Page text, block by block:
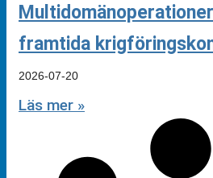
framtida
2026-07-20
Läs mer »